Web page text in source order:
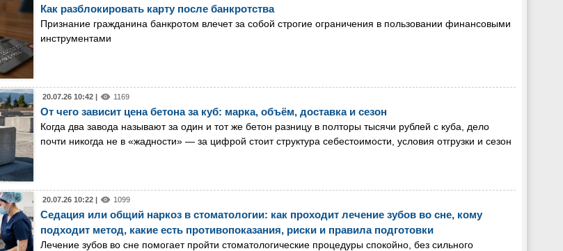
Как разблокировать карту после банкротства
Признание гражданина банкротом влечет за собой строгие ограничения в пользовании финансовыми
инструментами
20.07.26 10:42 | 1169
От чего зависит цена бетона за куб: марка, объём, доставка и сезон
Когда два завода называют за один и тот же бетон разницу в полторы тысячи рублей с куба, дело
почти никогда не в «жадности» — за цифрой стоит структура себестоимости, условия отгрузки и сезон
20.07.26 10:22 | 1099
Седация или общий наркоз в стоматологии: как проходит лечение зубов во сне, кому
подходит метод, какие есть противопоказания, риски и правила подготовки
Лечение зубов во сне помогает пройти стоматологические процедуры спокойно, без сильного